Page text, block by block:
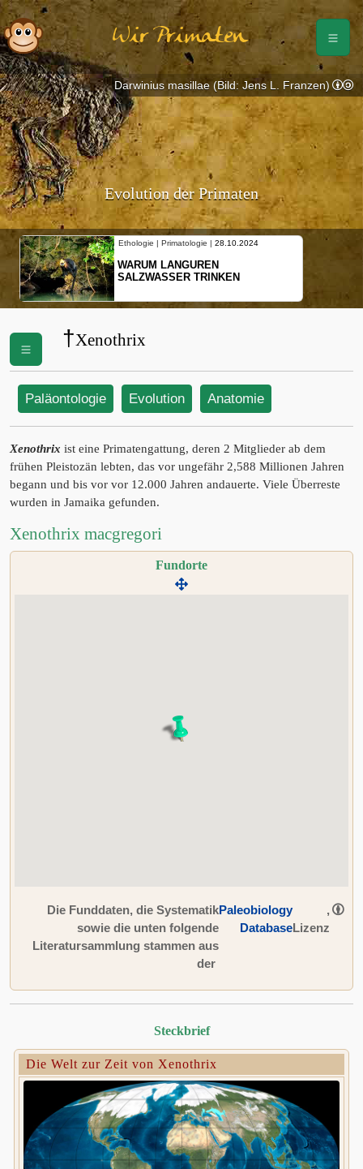
Wir Primaten
Evolution der Primaten
Ethologie | Primatologie | 28.10.2024
WARUM LANGUREN
SALZWASSER TRINKEN
Darwinius masillae (Bild: Jens L. Franzen)
†Xenothrix
Paläontologie Evolution Anatomie
Xenothrix ist eine Primatengattung, deren 2 Mitglieder ab dem
frühen Pleistozän lebten, das vor ungefähr 2,588 Millionen Jahren
begann und bis vor vor 12.000 Jahren andauerte. Viele Überreste
wurden in Jamaika gefunden.
Xenothrix macgregori
Fundorte
Die Funddaten, die Systematik
sowie die unten folgende
Literatursammlung stammen aus
der
Paleobiology
Database
,
Lizenz
Steckbrief
Die Welt zur Zeit von Xenothrix